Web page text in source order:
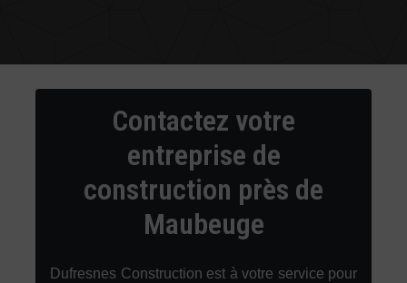
Contactez votre
entreprise de
construction près de
Maubeuge
Dufresnes Construction est à votre service pour